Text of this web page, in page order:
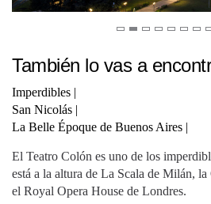
También lo vas a
Imperdibles |
San Nicolás |
La Belle Époque de Buenos Aires |
El Teatro Colón es uno de los
está a la altura de La Scala de Milán,
el Royal Opera House de Londres.